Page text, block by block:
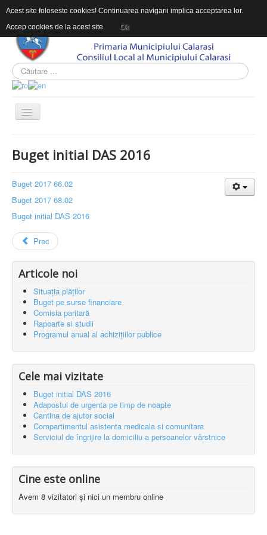
DESPRE DAS
INFORMAŢII DE INTERES PUBLIC
CONTACT
INTEGRITATEA INSTITUTIONALA
Sunteți aici:
Buget
Situația plăților
Uncategorised
Buget initial DAS 2016
Buget initial DAS 2016
Buget 2017 66.02
Buget 2017 68.02
Buget initial DAS 2016
Prec
Articole noi
Situația plăților
Buget pe surse financiare
Comisia paritară
Rapoarte si studii
Programul anual al achizițiilor publice
Cele mai vizitate
Buget initial DAS 2016
Adapostul de urgenta pe timp de noapte
Cantina de ajutor social
Compartimentul asistenta medicala si comunitara
Serviciul de îngrijire la domiciliu a persoanelor vârstnice
Cine este online
Avem 8 vizitatori și nici un membru online
Acest site foloseste cookies! Continuarea navigarii implica acceptarea lor.
Accep cookies de la acest site
Ok